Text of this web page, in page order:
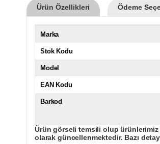
Ürün Özellikleri Ödeme
Marka
Stok Kodu
Model
EAN Kodu
Barkod
Ürün görseli temsili olup
olarak güncellenmektedir. Bazı